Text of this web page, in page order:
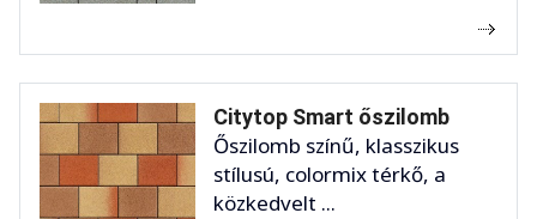
Citytop Smart őszilomb
Őszilomb színű, klasszikus
stílusú, colormix térkő, a
közkedvelt ...